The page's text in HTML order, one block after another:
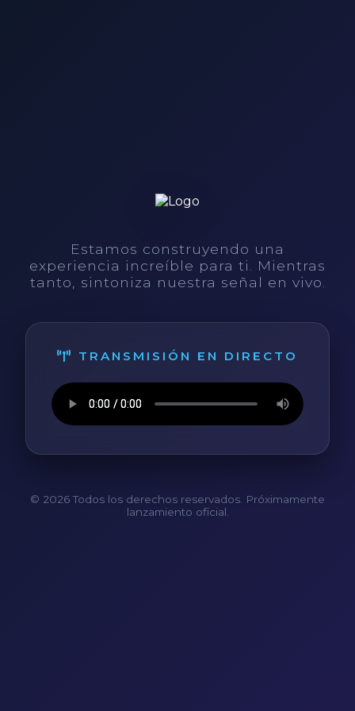
Estamos construyendo una
experiencia increíble para ti. Mientras
tanto, sintoniza nuestra señal en vivo.
TRANSMISIÓN EN DIRECTO
© 2026 Todos los derechos reservados. Próximamente
lanzamiento oficial.